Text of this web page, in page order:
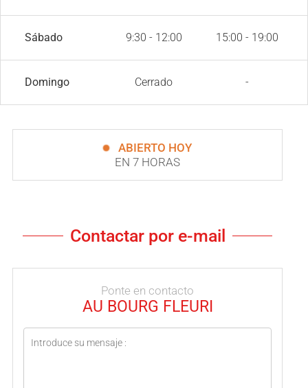
Sábado 9:30 - 12:00 15:00 - 19:00
Domingo Cerrado -
ABIERTO HOY
EN 7 HORAS
Contactar por e-mail
Ponte en contacto
AU BOURG FLEURI